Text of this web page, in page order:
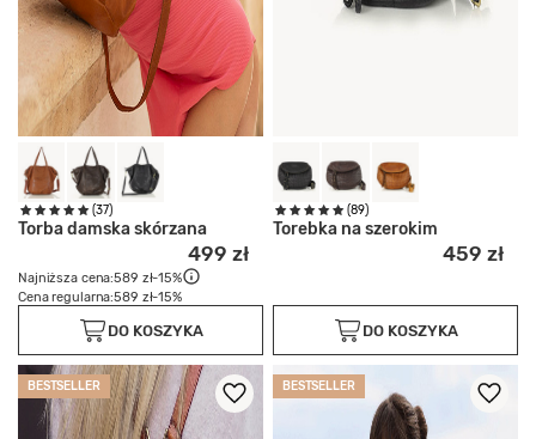
(37)
Torba damska skórzana
499 zł
Najniższa cena:589 zł-15%
Cena regularna:589 zł-15%
DO KOSZYKA
(89)
Torebka na szerokim
459 zł
DO KOSZYKA
BESTSELLER BESTSELLER